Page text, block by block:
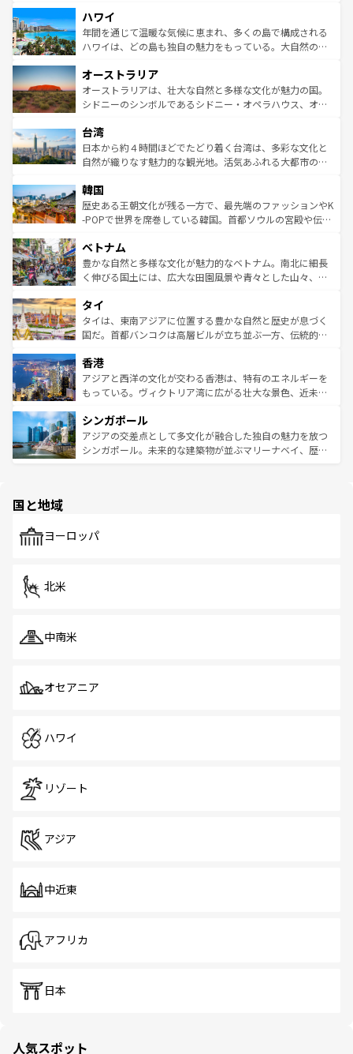
ば市内交通費無料で観光を楽しむこともできる。 なお、新
着のスイス情報はコンテンツ一覧 を参照してほしい。
のような巨大都市は、観光、ショッピング、エンターテイ
ンメントが詰まった刺激的なスポットだ。一方、アメリカ
西部には大自然が広がり、グランドキャニオンやイエロー
部のニューオーリンズでは、音楽と美食が融合した独特の
文化が魅力。旅行者はアメリカの各地域で異なる魅力を楽
しみながら、その多様性と豊かな歴史を感じることができ
ならではの贅沢な旅のスタイルだ。 なお、新着のアメリカ
情報はコンテンツ一覧を参照してほしい。
ハワイ
年間を通じて温暖な気候に恵まれ、多くの島で構成される
ハワイは、どの島も独自の魅力をもっている。大自然の神
ワイ島は見逃せない。また、定番の観光地といえばオアフ
島だが、静かな自然を求めるならマウイ島やカウアイ島が
おすすめ。エメラルドグリーンに輝く海をはじめ、豊かな
れるおもてなしの心で訪れる人々を迎えてくれるハワイの
人々、おいしいローカルフードやハワイアンミュージッ
ク、伝統的なフラダンスなど、すべてがハワイの魅力を彩
ワイを、存分に味わってほしい。 なお、新着のハワイ情報
はコンテンツ一覧を参照してほしい。
オーストラリア
オーストラリアは、壮大な自然と多様な文化が魅力の国。
シドニーのシンボルであるシドニー・オペラハウス、オー
リアリーフや大陸中央部にそびえるウルル（エアーズロッ
ク）、タスマニアの美しい原生林やケアンズの熱帯雨林な
ど、見どころがたくさん。また、カフェやワイン、オージ
いる。アクティビティも充実しており、サーフィンやダイ
ビング、ハイキングなど、アウトドア好きにはたまらな
い。オーストラリアの多彩な魅力を存分に味わいつくそ
参照してほしい。
台湾
日本から約４時間ほどでたどり着く台湾は、多彩な文化と
自然が織りなす魅力的な観光地。活気あふれる大都市の台
ン）、静ひつな山岳地帯である台湾東部など、都市の喧騒
と山間の静けさが共存しており、訪れる人に新しい発見と
驚きをもたらしてくれる。また、奥深い台湾の食文化も魅
容にもいいと評判のスイーツなど、バラエティ豊かな料理
が味わえる。 なお、新着の台湾情報は コンテンツ一覧を参
照してほしい。
韓国
歴史ある王朝文化が残る一方で、最先端のファッションやK
-POPで世界を席巻している韓国。首都ソウルの宮殿や伝統
き、地方に足を延ばせば四季折々の自然美を楽しむことが
できる。そして、キムチや焼肉、絶品のストリートフード
まで、さまざまな韓国料理が待っている。夜には、韓国な
リティに包まれながら、韓国の多彩な魅力を心ゆくまで味
わってみてほしい。 なお、新着の韓国情報はコンテンツ一
覧を参照してほしい。
ベトナム
豊かな自然と多様な文化が魅力的なベトナム。南北に細長
く伸びる国土には、広大な田園風景や青々とした山々、世
急速な発展と共に伝統が息づく。ハノイの古い町並みやホ
ーチミン市のフランス統治時代の建物も、独特の雰囲気を
醸し出している。また、バラエティの豊かさとおいしさで
とつ。フォーやバインミー、ベトナムコーヒーなどは、ぜ
ひ現地で味わいたい。どの地域を訪れてもあたたかい人々
が旅行者を迎えてくれるので、きっと忘れられない旅にな
参照してほしい。
タイ
タイは、東南アジアに位置する豊かな自然と歴史が息づく
国だ。首都バンコクは高層ビルが立ち並ぶ一方、伝統的な
の活気が交差している。北部ではチェンマイなどの山岳地
帯で自然と触れ合い、南部ではプーケットやクラビの美し
いビーチでリゾート気分を楽しむことができる。タイ料理
激する。気候は一年中温暖で、どの季節にも異なる楽しみ
が待っている。親しみやすいタイの人々、仏教を中心とし
た文化、そして多様な観光資源が、訪れる旅人を魅了し続
香港
アジアと西洋の文化が交わる香港は、特有のエネルギーを
もっている。ヴィクトリア湾に広がる壮大な景色、近未来
み、どこを訪れても感動するはず。観光スポットが密集し
ており、効率よく見どころを回れるのも魅力。息をのむよ
うな絶景から文化的な体験まで、香港を存分に楽しみ尽く
シンガポール
アジアの交差点として多文化が融合した独自の魅力を放つ
シンガポール。未来的な建築物が並ぶマリーナベイ、歴史
で、ホーカーズは地元の風情を楽しめる外せないスポット
国と地域
ヨーロッパ
北米
中南米
オセアニア
ハワイ
リゾート
アジア
中近東
アフリカ
日本
人気スポット